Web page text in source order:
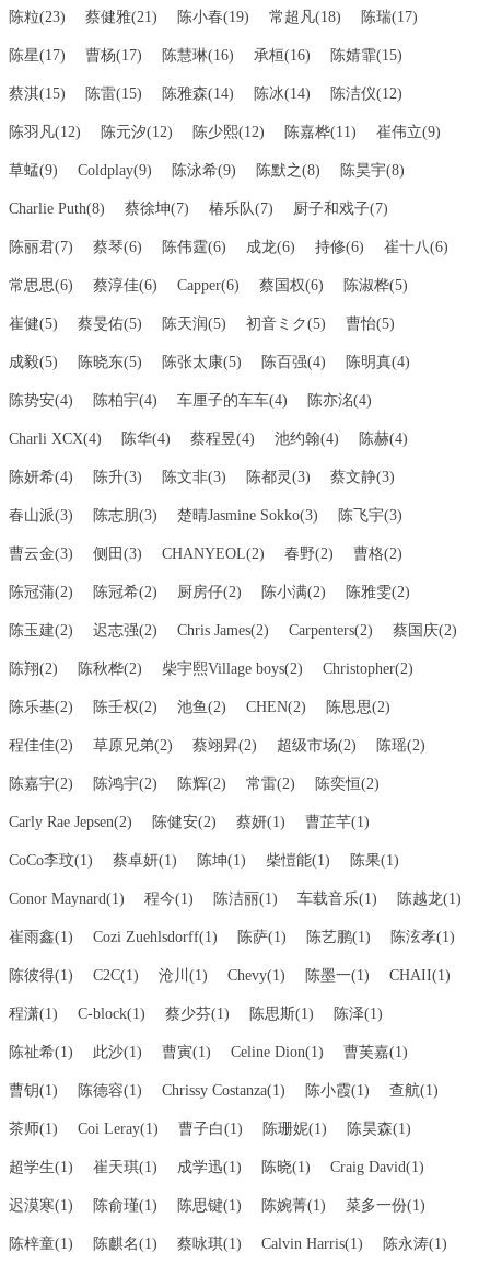
陈粒(23) 蔡健雅(21) 陈小春(19) 常超凡(18) 陈瑞(17)
陈星(17) 曹杨(17) 陈慧琳(16) 承桓(16) 陈婧霏(15)
蔡淇(15) 陈雷(15) 陈雅森(14) 陈冰(14) 陈洁仪(12)
陈羽凡(12) 陈元汐(12) 陈少熙(12) 陈嘉桦(11) 崔伟立(9)
草蜢(9) Coldplay(9) 陈泳希(9) 陈默之(8) 陈昊宇(8)
Charlie Puth(8) 蔡徐坤(7) 椿乐队(7) 厨子和戏子(7)
陈丽君(7) 蔡琴(6) 陈伟霆(6) 成龙(6) 持修(6) 崔十八(6)
常思思(6) 蔡淳佳(6) Capper(6) 蔡国权(6) 陈淑桦(5)
崔健(5) 蔡旻佑(5) 陈天润(5) 初音ミク(5) 曹怡(5)
成毅(5) 陈晓东(5) 陈张太康(5) 陈百强(4) 陈明真(4)
陈势安(4) 陈柏宇(4) 车厘子的车车(4) 陈亦洺(4)
Charli XCX(4) 陈华(4) 蔡程昱(4) 池约翰(4) 陈赫(4)
陈妍希(4) 陈升(3) 陈文非(3) 陈都灵(3) 蔡文静(3)
春山派(3) 陈志朋(3) 楚晴Jasmine Sokko(3) 陈飞宇(3)
曹云金(3) 侧田(3) CHANYEOL(2) 春野(2) 曹格(2)
陈冠蒲(2) 陈冠希(2) 厨房仔(2) 陈小满(2) 陈雅雯(2)
陈玉建(2) 迟志强(2) Chris James(2) Carpenters(2) 蔡国庆(2)
陈翔(2) 陈秋桦(2) 柴宇熙Village boys(2) Christopher(2)
陈乐基(2) 陈壬权(2) 池鱼(2) CHEN(2) 陈思思(2)
程佳佳(2) 草原兄弟(2) 蔡翊昇(2) 超级市场(2) 陈瑶(2)
陈嘉宇(2) 陈鸿宇(2) 陈辉(2) 常雷(2) 陈奕恒(2)
Carly Rae Jepsen(2) 陈健安(2) 蔡妍(1) 曹芷芊(1)
CoCo李玟(1) 蔡卓妍(1) 陈坤(1) 柴愷能(1) 陈果(1)
Conor Maynard(1) 程今(1) 陈洁丽(1) 车载音乐(1) 陈越龙(1)
崔雨鑫(1) Cozi Zuehlsdorff(1) 陈萨(1) 陈艺鹏(1) 陈泫孝(1)
陈彼得(1) C2C(1) 沧川(1) Chevy(1) 陈墨一(1) CHAII(1)
程潇(1) C-block(1) 蔡少芬(1) 陈思斯(1) 陈泽(1)
陈祉希(1) 此沙(1) 曹寅(1) Celine Dion(1) 曹芙嘉(1)
曹钥(1) 陈德容(1) Chrissy Costanza(1) 陈小霞(1) 查航(1)
茶师(1) Coi Leray(1) 曹子白(1) 陈珊妮(1) 陈昊森(1)
超学生(1) 崔天琪(1) 成学迅(1) 陈晓(1) Craig David(1)
迟漠寒(1) 陈俞瑾(1) 陈思键(1) 陈婉菁(1) 菜多一份(1)
陈梓童(1) 陈麒名(1) 蔡咏琪(1) Calvin Harris(1) 陈永涛(1)